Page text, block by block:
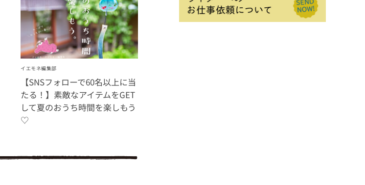
イエモネ編集部
【SNSフォローで60名以上に当
たる！】素敵なアイテムをGET
して夏のおうち時間を楽しもう
♡